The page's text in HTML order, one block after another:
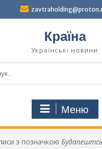
Країна
Українські новини
Меню
з позначкою